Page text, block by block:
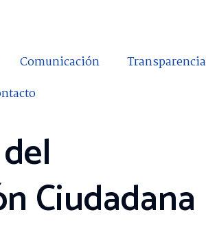
Comunicación
Transparencia
Ciudadana